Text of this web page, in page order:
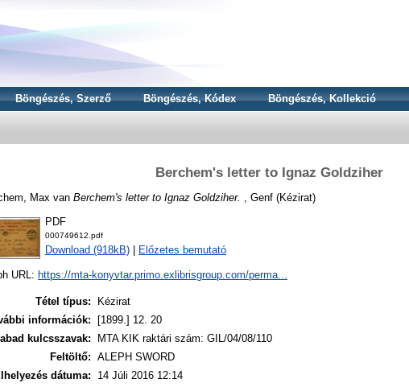
Böngészés, Szerző Böngészés, Kódex Böngészés, Kollekció
Berchem's letter to Ignaz Goldziher
Max van Berchem's letter to Ignaz Goldziher. , Genf (Kézirat)
PDF
000749612.pdf
Download (918kB) Előzetes bemutató
URL: https://mta-konyvtar.primo.exlibrisgroup.com/perma...
Tétel típus:
Kézirat
információk:
[1899.] 12. 20
kulcsszavak:
MTA KIK raktári szám: GIL/04/08/110
Feltöltő: ALEPH SWORD
dátuma:
14 Júli 2016 12:14